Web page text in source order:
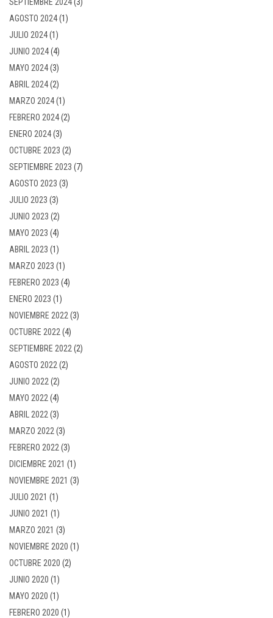
AGOSTO 2024(1)
JULIO 2024(1)
JUNIO 2024(4)
MAYO 2024(3)
ABRIL 2024(2)
MARZO 2024(1)
FEBRERO 2024(2)
ENERO 2024(3)
OCTUBRE 2023 (2)
SEPTIEMBRE 2023 (7)
AGOSTO 2023 (3)
JULIO 2023 (3)
JUNIO 2023 (2)
MAYO 2023 (4)
ABRIL 2023 (1)
MARZO 2023 (1)
FEBRERO 2023 (4)
ENERO 2023 (1)
NOVIEMBRE 2022 (3)
OCTUBRE 2022 (4)
SEPTIEMBRE 2022 (2)
AGOSTO 2022 (2)
JUNIO 2022 (2)
MAYO 2022 (4)
ABRIL 2022 (3)
MARZO 2022 (3)
FEBRERO 2022 (3)
DICIEMBRE 2021 (1)
NOVIEMBRE 2021 (3)
JULIO 2021 (1)
JUNIO 2021 (1)
MARZO 2021 (3)
NOVIEMBRE 2020 (1)
OCTUBRE 2020 (2)
JUNIO 2020 (1)
MAYO 2020 (1)
FEBRERO 2020 (1)